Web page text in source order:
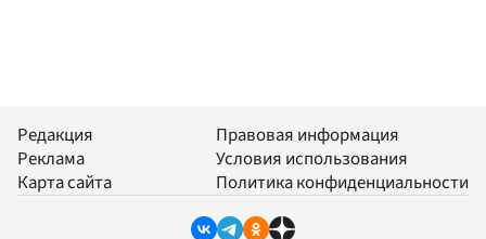
Редакция
Реклама
Карта сайта
Правовая информация
Условия использования
Политика конфиденциальности